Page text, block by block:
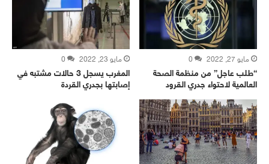
مايو 27, 2022 0
“طلب عاجل” من منظمة الصحة
العالمية لاحتواء جدري القرود
مايو 23, 2022 0
المغرب يسجل 3 حالات مشتبه في
إصابتها بجدري القردة